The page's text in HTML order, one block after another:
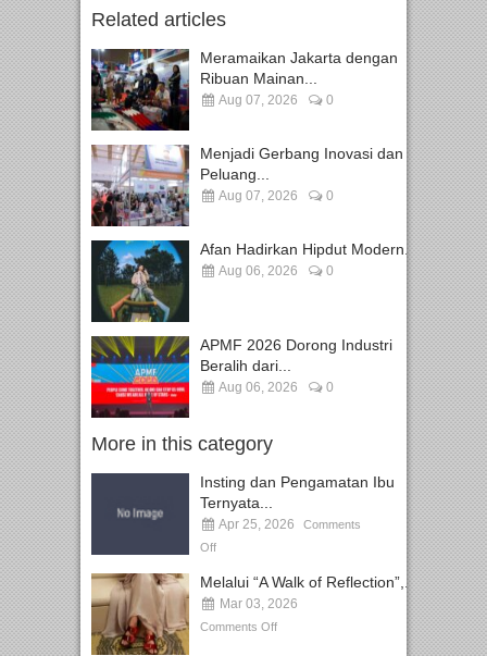
Related articles
Meramaikan Jakarta dengan
Ribuan Mainan...
Aug 07, 2026 0
Menjadi Gerbang Inovasi dan
Peluang...
Aug 07, 2026 0
Afan Hadirkan Hipdut Modern...
Aug 06, 2026 0
APMF 2026 Dorong Industri
Beralih dari...
Aug 06, 2026 0
More in this category
Insting dan Pengamatan Ibu
Ternyata...
Apr 25, 2026
Comments
Off
Melalui “A Walk of Reflection”,...
Mar 03, 2026
Comments Off